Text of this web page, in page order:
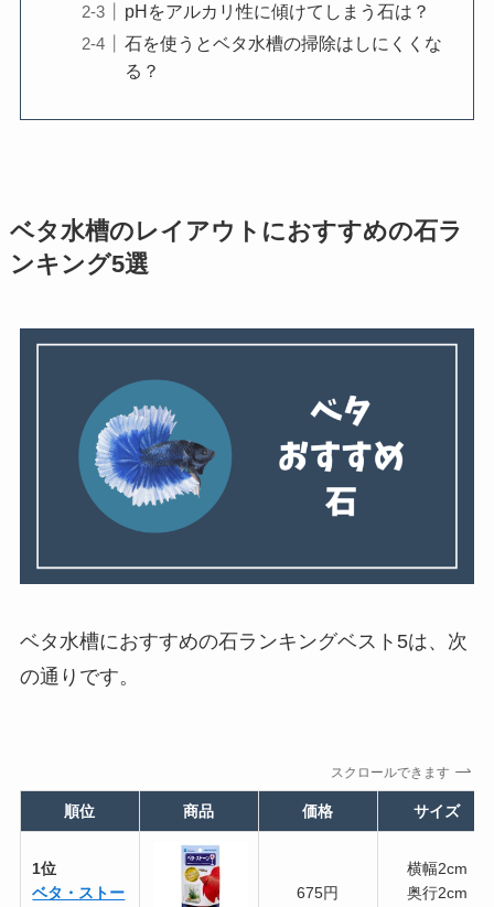
pHをアルカリ性に傾けてしまう石は？
石を使うとベタ水槽の掃除はしにくくな
る？
ベタ水槽のレイアウトにおすすめの石ラ
ンキング5選
ベタ水槽におすすめの石ランキングベスト5は、次
の通りです。
スクロールできます
順位 商品 価格 サイズ
1位
ベタ・ストー
675円
横幅2cm
奥行2cm